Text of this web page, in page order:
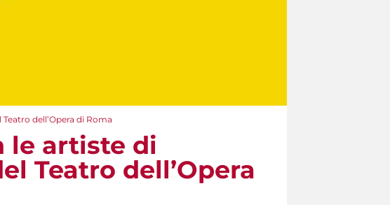
dell’Opera di Roma
le artiste di
Teatro dell’Opera